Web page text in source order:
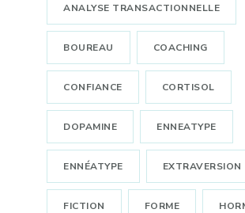
ANALYSE TRANSACTIONNELLE
BOUREAU COACHING
CONFIANCE CORTISOL
DOPAMINE ENNEATYPE
ENNÉATYPE EXTRAVERSION
FICTION FORME